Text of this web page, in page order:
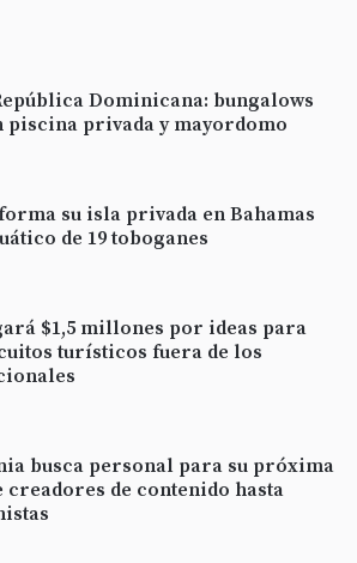
Dominicana: bungalows
privada y mayordomo
su isla privada en Bahamas
de 19 toboganes
$1,5 millones por ideas para
turísticos fuera de los
busca personal para su próxima
creadores de contenido hasta